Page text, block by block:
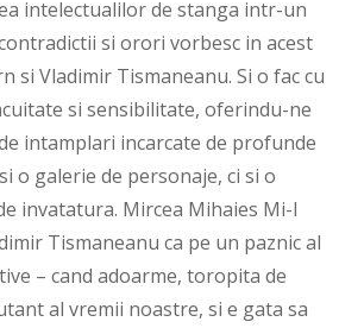
intelectualilor de stanga intr-un
si orori vorbesc in acest
si Vladimir Tismaneanu. Si o fac cu
si sensibilitate, oferindu-ne
intamplari incarcate de profunde
o galerie de personaje, ci si o
invatatura. Mircea Mihaies Mi-l
Tismaneanu ca pe un paznic al
– cand adoarme, toropita de
al vremii noastre, si e gata sa